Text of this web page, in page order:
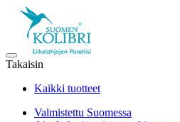
Takaisin
Kaikki tuotteet
Valmistettu Suomessa